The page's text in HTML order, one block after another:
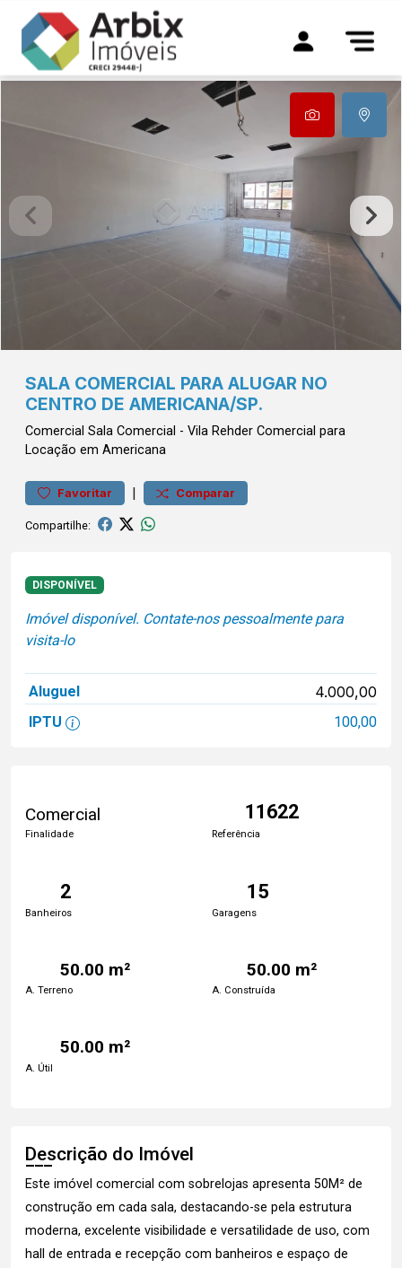
SALA COMERCIAL PARA ALUGAR NO
CENTRO DE AMERICANA/SP.
Comercial Sala Comercial - Vila Rehder Comercial para
Locação em Americana
Favoritar | Comparar
Compartilhe:
DISPONÍVEL
Imóvel disponível. Contate-nos pessoalmente para
visita-lo
Aluguel 4.000,00
IPTU 100,00
Comercial
Finalidade
11622
Referência
2
Banheiros
15
Garagens
50.00 m²
A. Terreno
50.00 m²
A. Construída
50.00 m²
A. Útil
Descrição do Imóvel
Este imóvel comercial com sobrelojas apresenta 50M² de
construção em cada sala, destacando-se pela estrutura
moderna, excelente visibilidade e versatilidade de uso, com
hall de entrada e recepção com banheiros e espaço de